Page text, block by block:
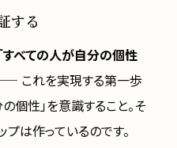
する
すべての人が自分の個性
これを実現する第一歩
個性」を意識すること。そ
プは作っているのです。